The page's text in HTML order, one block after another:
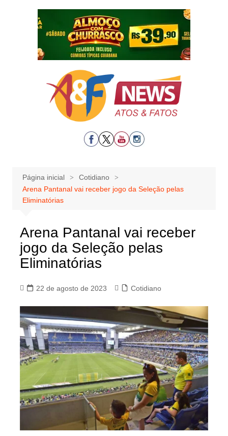
Página inicial
Cotidiano
Arena Pantanal vai receber jogo da Seleção pelas
Eliminatórias
Arena Pantanal vai receber
jogo da Seleção pelas
Eliminatórias
22 de agosto de 2023 Cotidiano